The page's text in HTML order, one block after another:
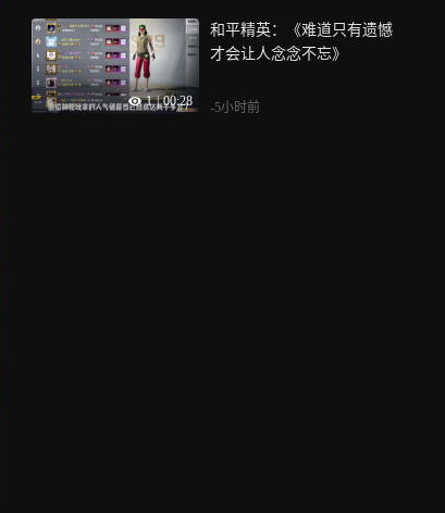
1 | 00:28
和平精英：《难道只有遗憾
才会让人念念不忘》
-5小时前